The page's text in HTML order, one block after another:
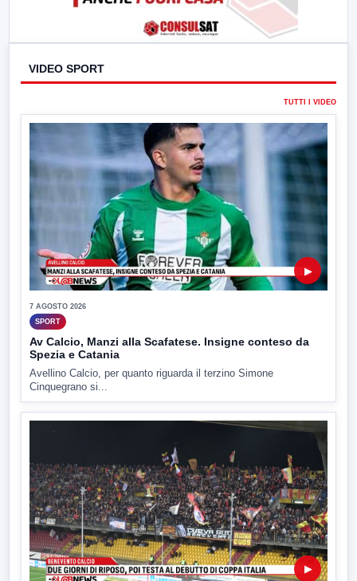
VIDEO SPORT
TUTTI I VIDEO
▶
7 AGOSTO 2026
SPORT
Av Calcio, Manzi alla Scafatese. Insigne conteso da
Spezia e Catania
Avellino Calcio, per quanto riguarda il terzino Simone
Cinquegrano si...
▶